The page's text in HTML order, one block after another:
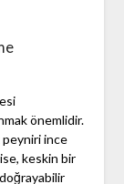
önemlidir.
ince
keskin bir